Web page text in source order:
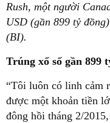
Rush, một người
USD (gần 899 tỷ
(BI).
Trúng xổ số gần 899
“Tôi luôn có linh cảm
được một khoản tiền
đông hồi tháng 2/